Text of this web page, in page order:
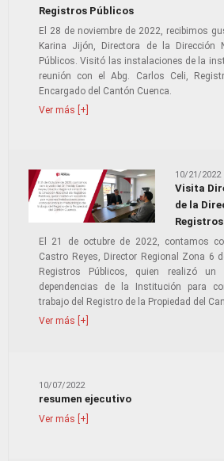
Registros Públicos
El 28 de noviembre de 2022, recibimos
Karina Jijón, Directora de la Dirección
Públicos. Visitó las instalaciones de la
reunión con el Abg. Carlos Celi,
Encargado del Cantón Cuenca.
Ver más [+]
10/21/2022
Visita
de la
El 21 de octubre de 2022, contamos
Castro Reyes, Director Regional Zona 6
Registros Públicos, quien realizó
dependencias de la Institución para
trabajo del Registro de la Propiedad del
Ver más [+]
10/07/2022
resumen ejecutivo
Ver más [+]